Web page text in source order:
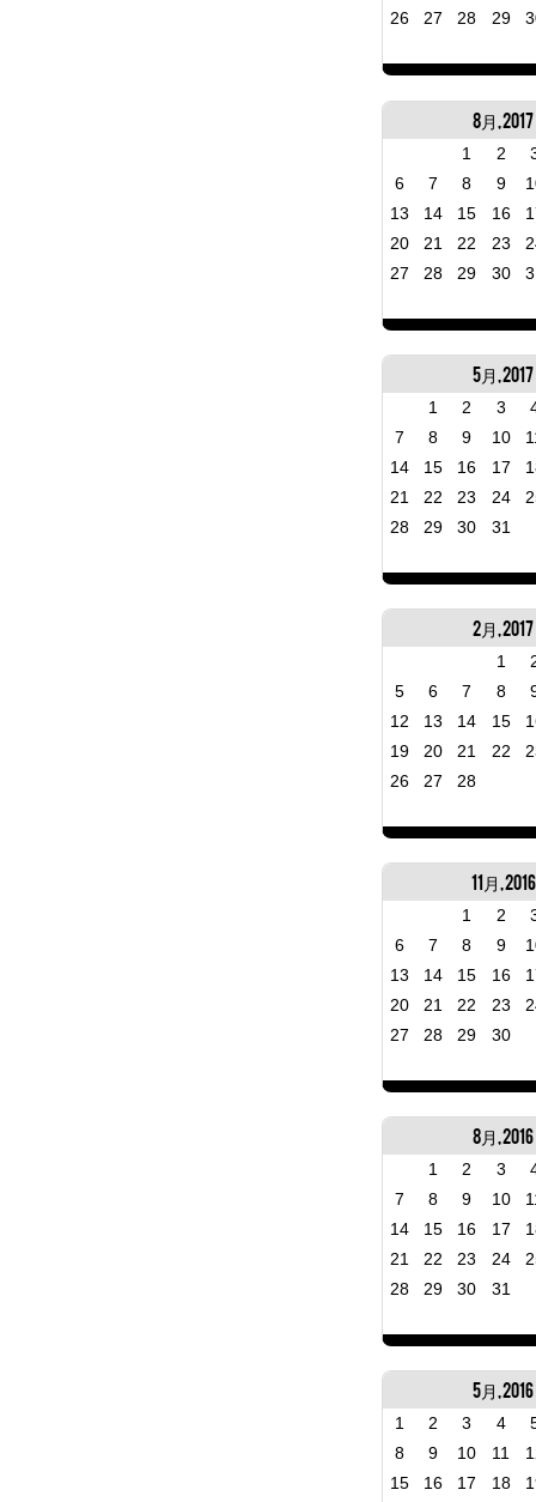
26
27 28 29
8月, 2017
1 2
6
7 8 9
13
14 15 16
20
21 22 23
27
28 29 30
5月, 2017
1 2 3
7
8 9 10
14
15 16 17
21
22 23 24
28
29 30 31
2月, 2017
1
5
6 7 8
12
13 14 15
19
20 21 22
26
27 28
11月, 2016
1 2
6
7 8 9
13
14 15 16
20
21 22 23
27
28 29 30
8月, 2016
1 2 3
7
8 9 10
14
15 16 17
21
22 23 24
28
29 30 31
5月, 2016
1 2 3 4
8
9 10 11
15
16 17 18